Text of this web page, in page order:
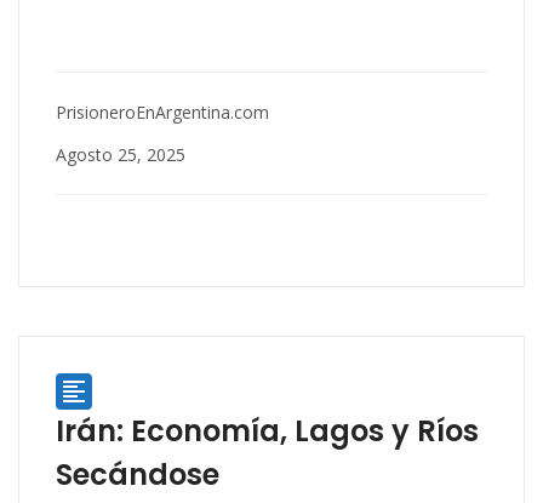
PrisioneroEnArgentina.com
Agosto 25, 2025

Irán: Economía, Lagos y Ríos
Secándose